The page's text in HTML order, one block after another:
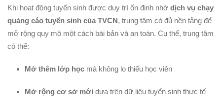
Khi hoạt động tuyển sinh được duy trì ổn định nhờ dịch vụ chạy
quảng cáo tuyển sinh của TVCN, trung tâm có đủ nền tảng để
mở rộng quy mô một cách bài bản và an toàn. Cụ thể, trung tâm
có thể:
Mở thêm lớp học mà không lo thiếu học viên
Mở rộng cơ sở mới dựa trên dữ liệu tuyển sinh thực tế